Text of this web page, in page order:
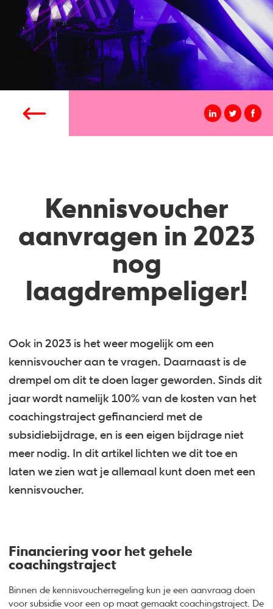
Kennisvoucher
aanvragen in 2023
nog
laagdrempeliger!
Ook in 2023 is het weer mogelijk om een
kennisvoucher aan te vragen. Daarnaast is de
drempel om dit te doen lager geworden. Sinds dit
jaar wordt namelijk 100% van de kosten van het
coachingstraject gefinancierd met de
subsidiebijdrage, en is een eigen bijdrage niet
meer nodig. In dit artikel lichten we dit toe en
laten we zien wat je allemaal kunt doen met een
kennisvoucher.
Financiering voor het gehele
coachingstraject
Binnen de kennisvoucherregeling kun je een aanvraag doen
voor subsidie voor een op maat gemaakt coachingstraject. De